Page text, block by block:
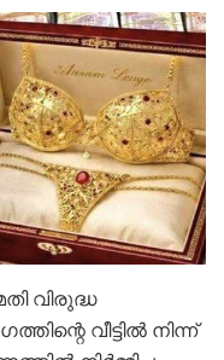
വിരുദ്ധ
വീട്ടിൽ നിന്ന്